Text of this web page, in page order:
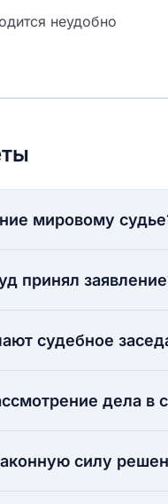
неудобно
мировому
принял
судебное
дела в
силу